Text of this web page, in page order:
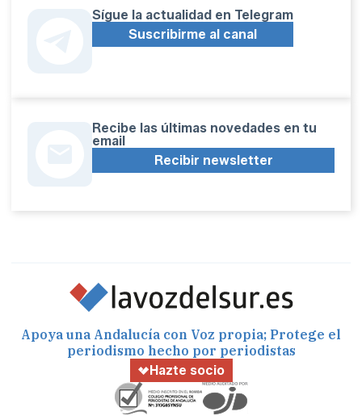
Sígue la actualidad en Telegram
Suscribirme al canal
Recibe las últimas novedades en tu
email
Recibir newsletter
Apoya una Andalucía con Voz propia; Protege el
periodismo hecho por periodistas
Hazte socio